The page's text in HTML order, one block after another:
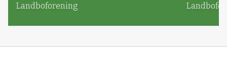
Landboforening